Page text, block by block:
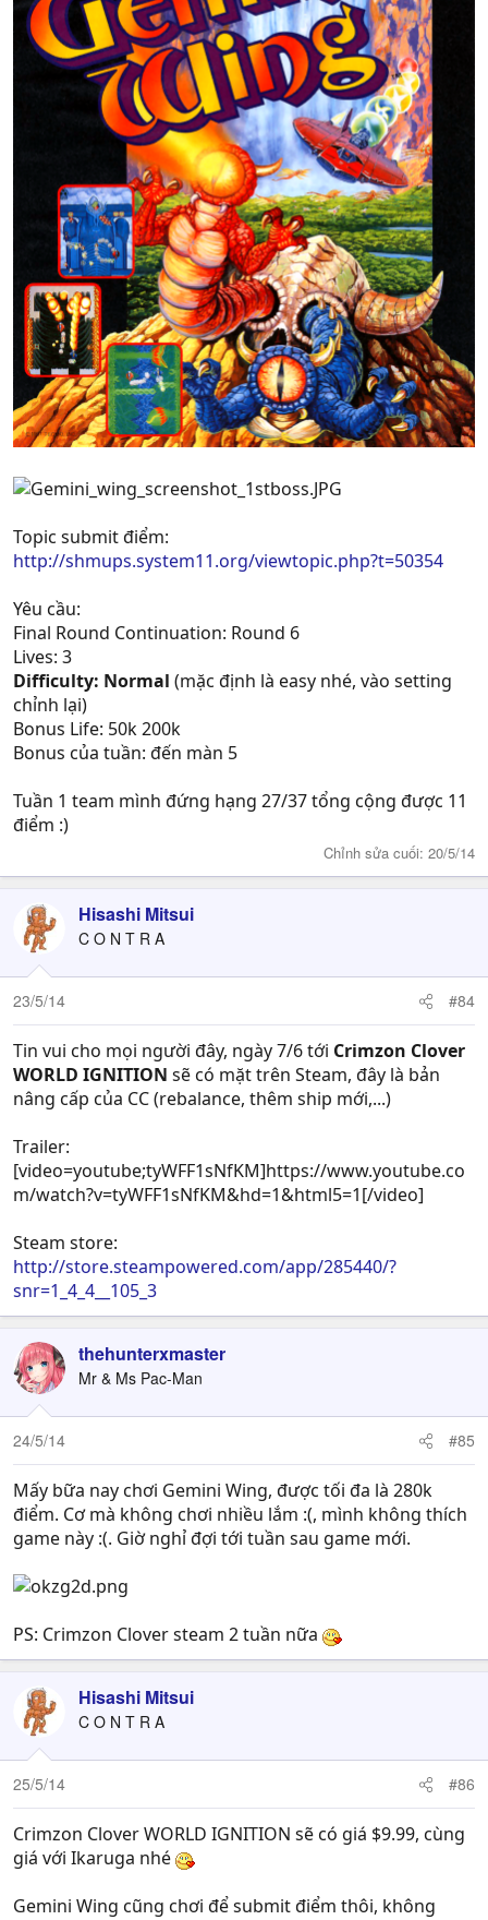
Topic submit điểm:
http://shmups.system11.org/viewtopic.php?t=50354
Yêu cầu:
Final Round Continuation: Round 6
Lives: 3
Difficulty: Normal (mặc định là easy nhé, vào setting
chỉnh lại)
Bonus Life: 50k 200k
Bonus của tuần: đến màn 5
Tuần 1 team mình đứng hạng 27/37 tổng cộng được 11
điểm :)
Chỉnh sửa cuối: 20/5/14
Hisashi Mitsui
C O N T R A
23/5/14 #84
Tin vui cho mọi người đây, ngày 7/6 tới Crimzon Clover
WORLD IGNITION sẽ có mặt trên Steam, đây là bản
nâng cấp của CC (rebalance, thêm ship mới,...)
Trailer:
[video=youtube;tyWFF1sNfKM]https://www.youtube.co
m/watch?v=tyWFF1sNfKM&hd=1&html5=1[/video]
Steam store:
http://store.steampowered.com/app/285440/?
snr=1_4_4__105_3
thehunterxmaster
Mr & Ms Pac-Man
24/5/14 #85
Mấy bữa nay chơi Gemini Wing, được tối đa là 280k
điểm. Cơ mà không chơi nhiều lắm :(, mình không thích
game này :(. Giờ nghỉ đợi tới tuần sau game mới.
PS: Crimzon Clover steam 2 tuần nữa
Hisashi Mitsui
C O N T R A
25/5/14 #86
Crimzon Clover WORLD IGNITION sẽ có giá $9.99, cùng
giá với Ikaruga nhé
Gemini Wing cũng chơi để submit điểm thôi, không